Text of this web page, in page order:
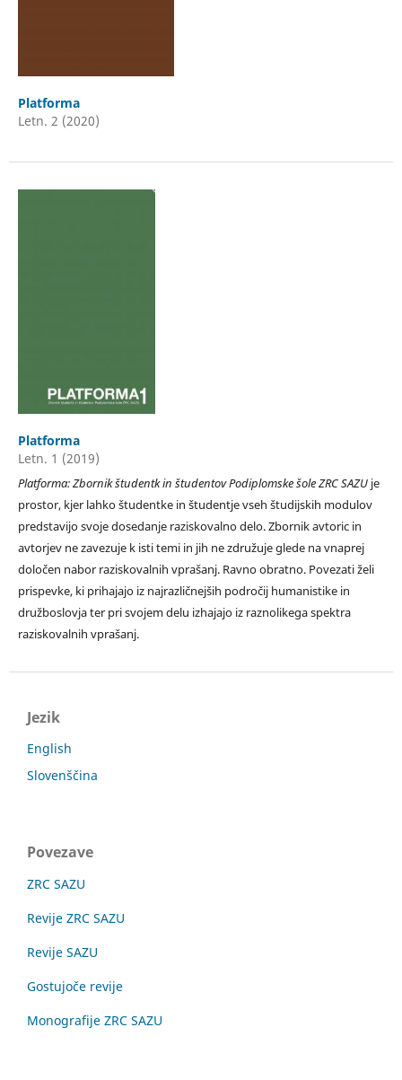
Platforma
Letn. 2 (2020)
Platforma
Letn. 1 (2019)
Platforma: Zbornik študentk in študentov Podiplomske šole ZRC SAZUje
prostor, kjer lahko študentke in študentje vseh študijskih modulov
predstavijo svoje dosedanje raziskovalno delo. Zbornik avtoric in
avtorjev ne zavezuje k isti temi in jih ne združuje glede na vnaprej
določen nabor raziskovalnih vprašanj. Ravno obratno. Povezati želi
prispevke, ki prihajajo iz najrazličnejših področij humanistike in
družboslovja ter pri svojem delu izhajajo iz raznolikega spektra
raziskovalnih vprašanj.
Jezik
English
Slovenščina
Povezave
ZRC SAZU
Revije ZRC SAZU
Revije SAZU
Gostujoče revije
Monografije ZRC SAZU